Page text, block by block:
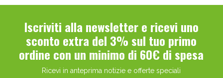
Iscriviti alla newsletter e ricevi uno
sconto extra del 3% sul tuo primo
ordine con un minimo di 60€ di spesa
Ricevi in anteprima notizie e offerte speciali